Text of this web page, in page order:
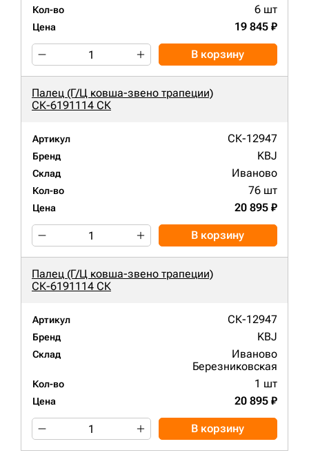
Кол-во 6 шт
Цена 19 845 ₽
В корзину
Палец (Г/Ц ковша-звено трапеции)
СК-6191114 СК
Артикул СК-12947
Бренд KBJ
Склад Иваново
Кол-во 76 шт
Цена 20 895 ₽
В корзину
Палец (Г/Ц ковша-звено трапеции)
СК-6191114 СК
Артикул СК-12947
Бренд KBJ
Склад
Иваново
Березниковская
Кол-во 1 шт
Цена 20 895 ₽
В корзину